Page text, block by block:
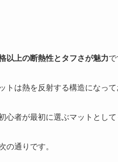
以上の断熱性とタフさが魅力で
トは熱を反射する構造になっ
心者が最初に選ぶマットとして
の通りです。